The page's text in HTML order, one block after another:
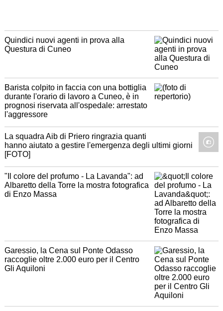
Quindici nuovi agenti in prova alla
Questura di Cuneo
Barista colpito in faccia con una bottiglia
durante l'orario di lavoro a Cuneo, è in
prognosi riservata all'ospedale: arrestato
l'aggressore
La squadra Aib di Priero ringrazia quanti
hanno aiutato a gestire l'emergenza degli ultimi giorni
[FOTO]
"Il colore del profumo - La Lavanda": ad
Albaretto della Torre la mostra fotografica
di Enzo Massa
Garessio, la Cena sul Ponte Odasso
raccoglie oltre 2.000 euro per il Centro
Gli Aquiloni